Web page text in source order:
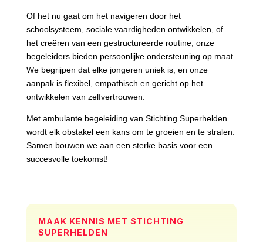
Of het nu gaat om het navigeren door het
schoolsysteem, sociale vaardigheden ontwikkelen, of
het creëren van een gestructureerde routine, onze
begeleiders bieden persoonlijke ondersteuning op maat.
We begrijpen dat elke jongeren uniek is, en onze
aanpak is flexibel, empathisch en gericht op het
ontwikkelen van zelfvertrouwen.
Met ambulante begeleiding van Stichting Superhelden
wordt elk obstakel een kans om te groeien en te stralen.
Samen bouwen we aan een sterke basis voor een
succesvolle toekomst!
MAAK KENNIS MET STICHTING
SUPERHELDEN